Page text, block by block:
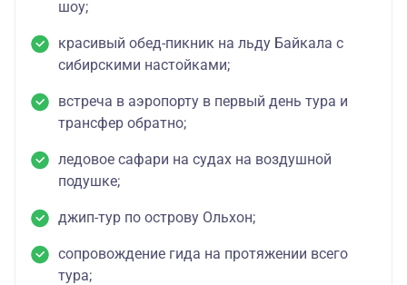
шоу;
красивый обед-пикник на льду Байкала с
сибирскими настойками;
встреча в аэропорту в первый день тура и
трансфер обратно;
ледовое сафари на судах на воздушной
подушке;
джип-тур по острову Ольхон;
сопровождение гида на протяжении всего
тура;